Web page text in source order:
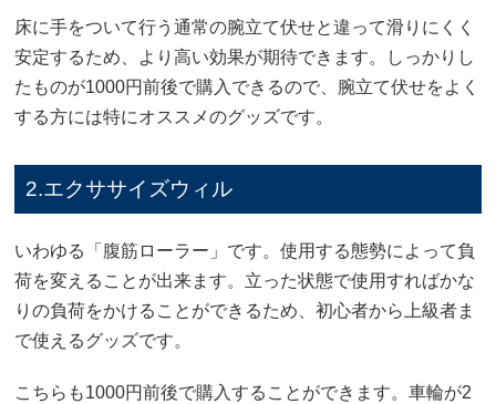
床に手をついて行う通常の腕立て伏せと違って滑りにくく
安定するため、より高い効果が期待できます。しっかりし
たものが1000円前後で購入できるので、腕立て伏せをよく
する方には特にオススメのグッズです。
2.エクササイズウィル
いわゆる「腹筋ローラー」です。使用する態勢によって負
荷を変えることが出来ます。立った状態で使用すればかな
りの負荷をかけることができるため、初心者から上級者ま
で使えるグッズです。
こちらも1000円前後で購入することができます。車輪が2